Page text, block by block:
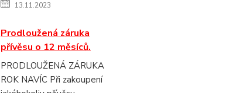
13.11.2023
Prodloužená záruka
přívěsu o 12 měsíců.
PRODLOUŽENÁ ZÁRUKA
ROK NAVÍC Při zakoupení